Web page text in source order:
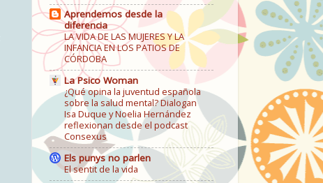
Aprendemos desde la
diferencia
LA VIDA DE LAS MUJERES Y LA
INFANCIA EN LOS PATIOS DE
CÓRDOBA
La Psico Woman
¿Qué opina la juventud española
sobre la salud mental? Dialogan
Isa Duque y Noelia Hernández
reflexionan desde el podcast
Consexus
Els punys no parlen
El sentit de la vida